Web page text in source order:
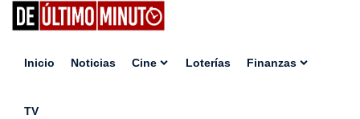
Inicio Noticias Cine Loterías Finanzas
TV